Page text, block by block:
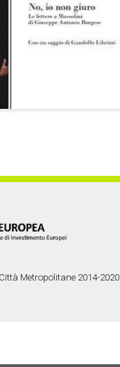
Metropolitane 2014-2020